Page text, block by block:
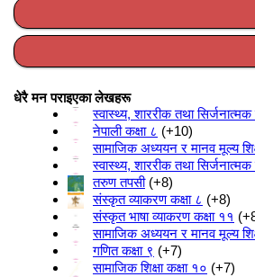
धेरै मन पराइएका लेखहरू
स्वास्थ्य, शाररीक तथा
नेपाली कक्षा ८
+10
सामाजिक अध्ययन र मानव मूल्य
स्वास्थ्य, शाररीक तथा
तरुण तपसी +8
संस्कृत व्याकरण कक्षा ८
+8
संस्कृत भाषा व्याकरण कक्षा ११
सामाजिक अध्ययन र मानव मूल्य
गणित कक्षा ९
+7
सामाजिक शिक्षा कक्षा १० +7